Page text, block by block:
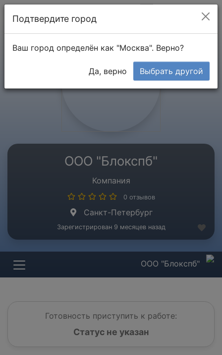
ООО "Блокспб"
Компания
0 отзывов
Санкт-Петербург
Зарегистрирован 9 месяцев назад
ООО "Блокспб"
Готовность приступить к работе:
Статус не указан
Подтвердите город
Ваш город определён как "Москва". Верно?
Да, верно Выбрать другой